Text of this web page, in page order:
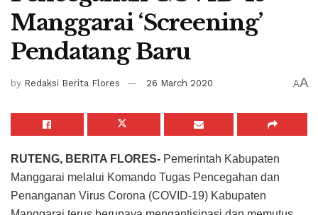
Manggarai ‘Screening’
Pendatang Baru
by Redaksi Berita Flores 26 March 2020 AA
RUTENG, BERITA FLORES- Pemerintah Kabupaten
Manggarai melalui Komando Tugas Pencegahan dan
Penanganan Virus Corona (COVID-19) Kabupaten